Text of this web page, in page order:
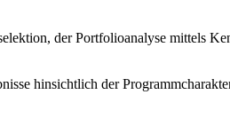
der Portfolioanalyse mittels
hinsichtlich der